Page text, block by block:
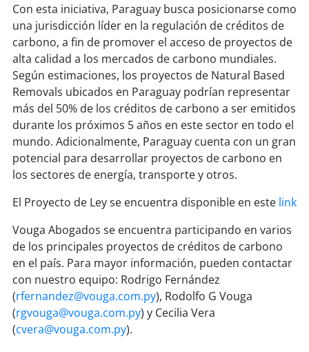
Con esta iniciativa, Paraguay busca posicionarse como
una jurisdicción líder en la regulación de créditos de
carbono, a fin de promover el acceso de proyectos de
alta calidad a los mercados de carbono mundiales.
Según estimaciones, los proyectos de Natural Based
Removals ubicados en Paraguay podrían representar
más del 50% de los créditos de carbono a ser emitidos
durante los próximos 5 años en este sector en todo el
mundo. Adicionalmente, Paraguay cuenta con un gran
potencial para desarrollar proyectos de carbono en
los sectores de energía, transporte y otros.
El Proyecto de Ley se encuentra disponible en este link
Vouga Abogados se encuentra participando en varios
de los principales proyectos de créditos de carbono
en el país. Para mayor información, pueden contactar
con nuestro equipo: Rodrigo Fernández
(rfernandez@vouga.com.py), Rodolfo G Vouga
(rgvouga@vouga.com.py) y Cecilia Vera
(cvera@vouga.com.py).